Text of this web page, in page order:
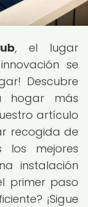
, el lugar
se
Descubre
hogar más
artículo
recogida de
los mejores
instalación
primer paso
¡Sigue